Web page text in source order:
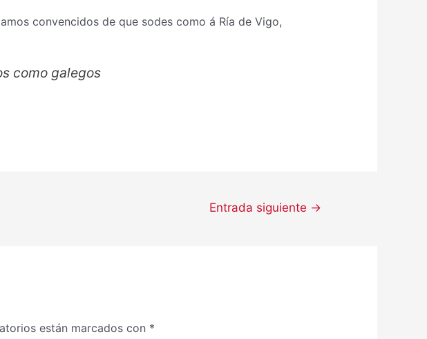
convencidos de que sodes como á Ría de Vigo,
como galegos
Entrada siguiente →
están marcados con *